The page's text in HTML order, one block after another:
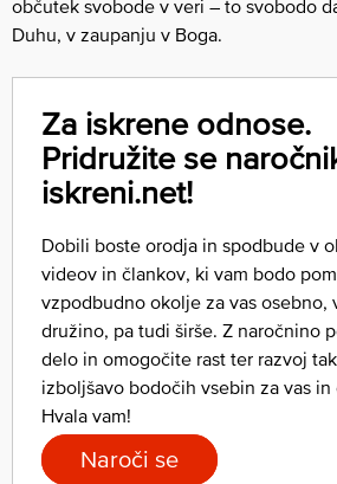
občutek svobode v veri – to svobodo
Duhu, v zaupanju v Boga.
Za iskrene odnose.
Pridružite se
iskreni.net!
Dobili boste orodja in spodbude v
videov in člankov, ki vam bodo
vzpodbudno okolje za vas osebno,
družino, pa tudi širše. Z naročnino
delo in omogočite rast ter razvoj
izboljšavo bodočih vsebin za vas in
Hvala vam!
Naroči se